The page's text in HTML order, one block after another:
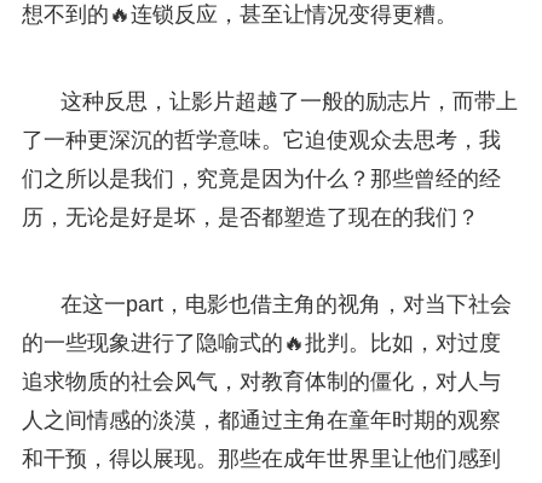
想不到的🔥连锁反应，甚至让情况变得更糟。
这种反思，让影片超越了一般的励志片，而带上
了一种更深沉的哲学意味。它迫使观众去思考，我
们之所以是我们，究竟是因为什么？那些曾经的经
历，无论是好是坏，是否都塑造了现在的我们？
在这一part，电影也借主角的视角，对当下社会
的一些现象进行了隐喻式的🔥批判。比如，对过度
追求物质的社会风气，对教育体制的僵化，对人与
人之间情感的淡漠，都通过主角在童年时期的观察
和干预，得以展现。那些在成年世界里让他们感到